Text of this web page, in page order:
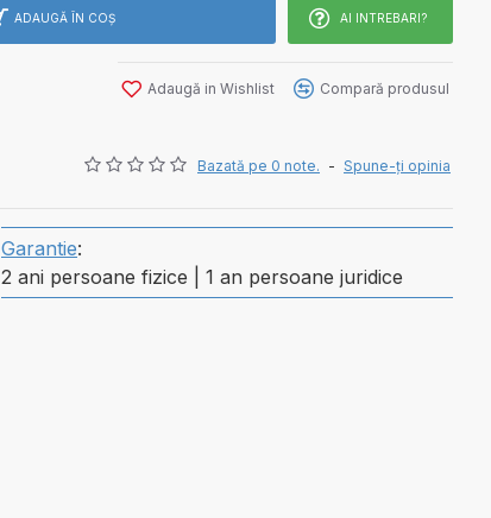
Bazată pe 0 note. - Spune-ţi opinia
ADAUGĂ ÎN COŞ AI INTREBARI?
Adaugă in Wishlist Compară produsul
Garantie:
2 ani persoane fizice | 1 an persoane juridice